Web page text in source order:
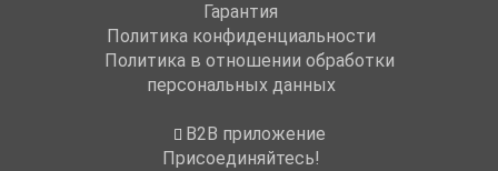
Гарантия
Политика конфиденциальности
Политика в отношении обработки
персональных данных
B2B приложение
Присоединяйтесь!